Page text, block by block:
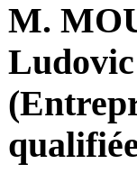
M.
Ludovic